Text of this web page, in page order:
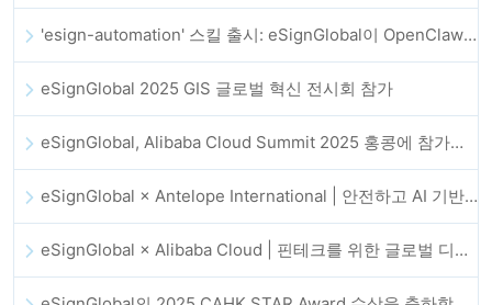
'esign-automation' 스킬 출시: eSignGlobal이 OpenClaw에 자동 전자서명을 지원
eSignGlobal 2025 GIS 글로벌 혁신 전시회 참가
eSignGlobal, Alibaba Cloud Summit 2025 홍콩에 참가해 AI 기반 클라우드 혁신과 디지털 신뢰를 강화
eSignGlobal × Antelope International | 안전하고 AI 기반의 디지털 워크플로우 발전 추진
eSignGlobal × Alibaba Cloud | 핀테크를 위한 글로벌 디지털 신뢰 강화를 위해 협력